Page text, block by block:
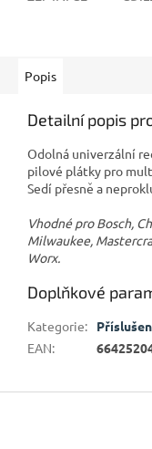
Popis
Detailní popis
Odolná univerzální
pilové plátky pro
Sedí přesně a
Vhodné pro Bosch,
Milwaukee,
Worx.
Doplňkové
Kategorie:
EAN: